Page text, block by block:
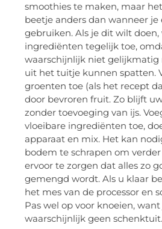
smoothies te maken, maar
beetje anders dan wanneer je
gebruiken. Als je dit wilt
ingrediënten tegelijk toe,
waarschijnlijk niet gelijkmatig
uit het tuitje kunnen spatten.
groenten toe (als het recept
door bevroren fruit. Zo blijft
zonder toevoeging van ijs.
vloeibare ingrediënten toe,
apparaat en mix. Het kan
bodem te schrapen om
ervoor te zorgen dat alles zo
gemengd wordt. Als u klaar
het mes van de processor en
Pas wel op voor knoeien,
waarschijnlijk geen schenktuit.